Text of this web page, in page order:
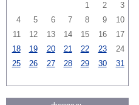
1
2
3
4
5 6 7 8 9
10
11
12 13 14 15 16
17
18
19 20 21 22 23
24
25
26 27 28 29 30 31